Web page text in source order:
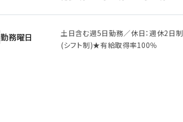
勤務曜日
土日含む週5日勤務／休日：週休2日制
(シフト制)★有給取得率100％